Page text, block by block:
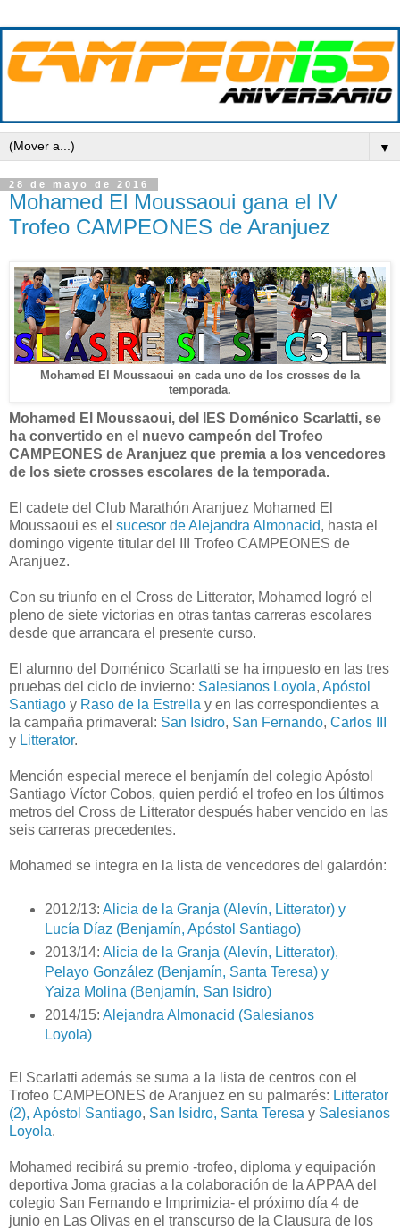
▼
28 de mayo de 2016
Mohamed El Moussaoui gana el IV
Trofeo CAMPEONES de Aranjuez
Mohamed El Moussaoui en cada uno de los crosses de la
temporada.
Mohamed El Moussaoui, del IES Doménico Scarlatti, se
ha convertido en el nuevo campeón del Trofeo
CAMPEONES de Aranjuez que premia a los vencedores
de los siete crosses escolares de la temporada.
El cadete del Club Marathón Aranjuez Mohamed El
Moussaoui es el sucesor de Alejandra Almonacid, hasta el
domingo vigente titular del III Trofeo CAMPEONES de
Aranjuez.
Con su triunfo en el Cross de Litterator, Mohamed logró el
pleno de siete victorias en otras tantas carreras escolares
desde que arrancara el presente curso.
El alumno del Doménico Scarlatti se ha impuesto en las tres
pruebas del ciclo de invierno: Salesianos Loyola, Apóstol
Santiago y Raso de la Estrella y en las correspondientes a
la campaña primaveral: San Isidro, San Fernando, Carlos III
y Litterator.
Mención especial merece el benjamín del colegio Apóstol
Santiago Víctor Cobos, quien perdió el trofeo en los últimos
metros del Cross de Litterator después haber vencido en las
seis carreras precedentes.
Mohamed se integra en la lista de vencedores del galardón:
2012/13: Alicia de la Granja (Alevín, Litterator) y
Lucía Díaz (Benjamín, Apóstol Santiago)
2013/14: Alicia de la Granja (Alevín, Litterator),
Pelayo González (Benjamín, Santa Teresa) y
Yaiza Molina (Benjamín, San Isidro)
2014/15: Alejandra Almonacid (Salesianos
Loyola)
El Scarlatti además se suma a la lista de centros con el
Trofeo CAMPEONES de Aranjuez en su palmarés: Litterator
(2), Apóstol Santiago, San Isidro, Santa Teresa y Salesianos
Loyola.
Mohamed recibirá su premio -trofeo, diploma y equipación
deportiva Joma gracias a la colaboración de la APPAA del
colegio San Fernando e Imprimizia- el próximo día 4 de
junio en Las Olivas en el transcurso de la Clausura de los